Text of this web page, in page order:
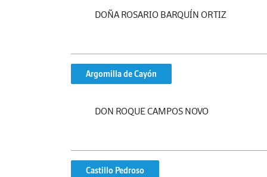
DOÑA ROSARIO BARQUÍN ORTIZ
Argomilla de Cayón
DON ROQUE CAMPOS NOVO
Castillo Pedroso